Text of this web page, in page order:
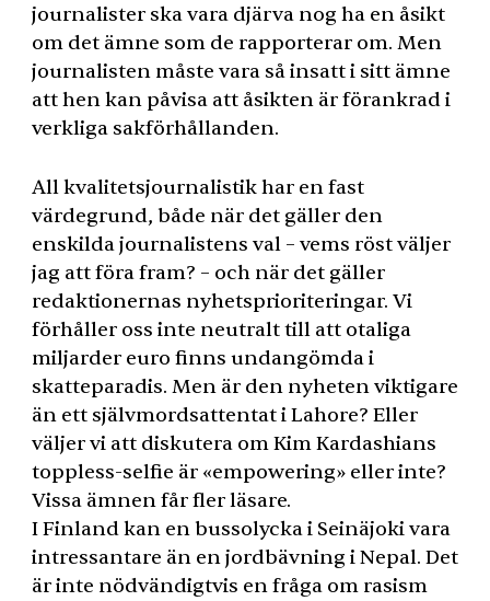
journalister ska vara djärva nog ha en åsikt
om det ämne som de rapporterar om. Men
journalisten måste vara så insatt i sitt ämne
att hen kan påvisa att åsikten är förankrad i
verkliga sakförhållanden.
All kvalitetsjournalistik har en fast
värdegrund, både när det gäller den
enskilda journalistens val – vems röst väljer
jag att föra fram? – och när det gäller
redaktionernas nyhetsprioriteringar. Vi
förhåller oss inte neutralt till att otaliga
miljarder euro finns undangömda i
skatteparadis. Men är den nyheten viktigare
än ett självmordsattentat i Lahore? Eller
väljer vi att diskutera om Kim Kardashians
toppless-selfie är «empowering» eller inte?
Vissa ämnen får fler läsare.
I Finland kan en bussolycka i Seinäjoki vara
intressantare än en jordbävning i Nepal. Det
är inte nödvändigtvis en fråga om rasism